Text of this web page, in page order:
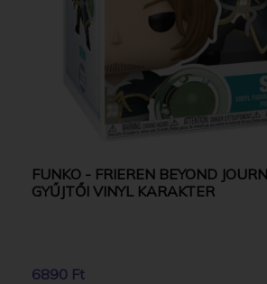
FUNKO - FRIEREN BEYOND
GYŰJTŐI VINYL KARAKTER
6890 Ft